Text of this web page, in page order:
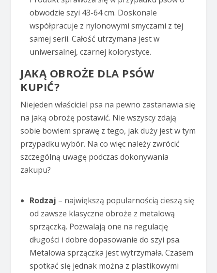
obwodzie szyi 43-64 cm. Doskonale
współpracuje z nylonowymi smyczami z tej
samej serii. Całość utrzymana jest w
uniwersalnej, czarnej kolorystyce.
JAKĄ OBROŻE DLA PSÓW
KUPIĆ?
Niejeden właściciel psa na pewno zastanawia się
na jaką obrożę postawić. Nie wszyscy zdają
sobie bowiem sprawę z tego, jak duży jest w tym
przypadku wybór. Na co więc należy zwrócić
szczególną uwagę podczas dokonywania
zakupu?
Rodzaj – największą popularnością cieszą się
od zawsze klasyczne obroże z metalową
sprzączką. Pozwalają one na regulację
długości i dobre dopasowanie do szyi psa.
Metalowa sprzączka jest wytrzymała. Czasem
spotkać się jednak można z plastikowymi